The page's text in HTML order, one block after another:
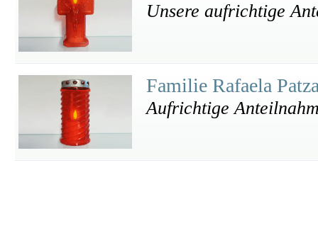
Unsere aufrichtige
Familie Rafaela
Aufrichtige